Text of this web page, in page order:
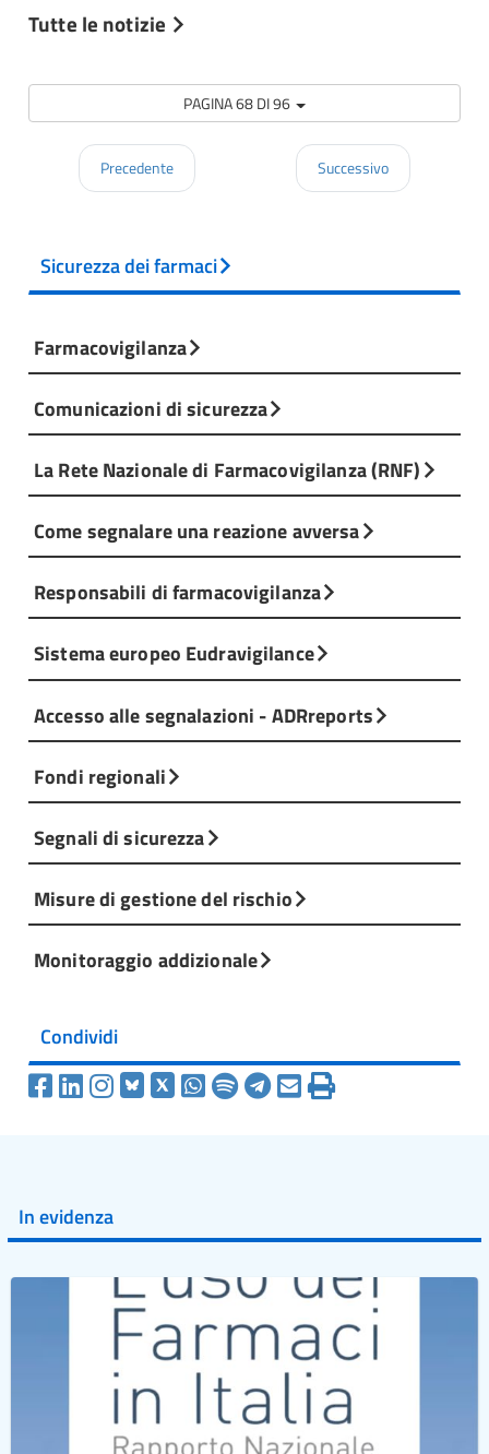
Tutte le notizie
PAGINA 68 DI 96
Precedente Successivo
Sicurezza dei farmaci
Farmacovigilanza
Comunicazioni di sicurezza
La Rete Nazionale di Farmacovigilanza (RNF)
Come segnalare una reazione avversa
Responsabili di farmacovigilanza
Sistema europeo Eudravigilance
Accesso alle segnalazioni - ADRreports
Fondi regionali
Segnali di sicurezza
Misure di gestione del rischio
Monitoraggio addizionale
Condividi
In evidenza